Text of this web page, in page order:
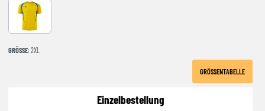
YELLOW-ROYAL
GRÖSSE : 2XL
GRÖSSENTABELLE
Einzelbestellung